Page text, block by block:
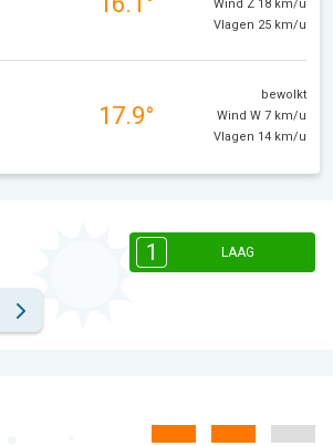
Wind Z 18 km/u
Vlagen 25 km/u
17.9°
bewolkt
Wind W 7 km/u
Vlagen 14 km/u
1 LAAG